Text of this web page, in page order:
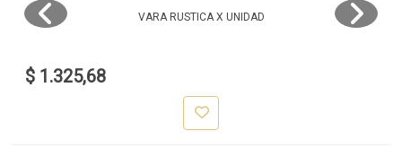
VARA RUSTICA X UNIDAD
$ 1.325,68